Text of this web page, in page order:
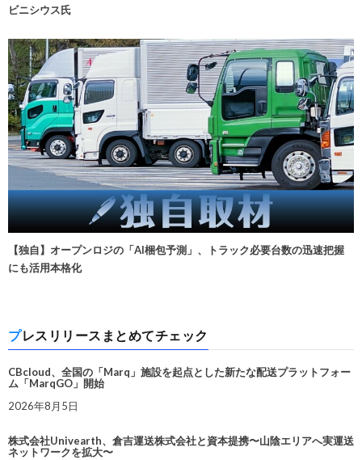
ビニシウス氏
【独自】オープンロジの「AI梱包予測」、トラック必要台数の迅速把握
にも活用本格化
プレスリリースまとめてチェック
CBcloud、全国の「Marq」施設を起点とした新たな配送プラットフォー
ム「MarqGO」開始
2026年8月5日
株式会社Univearth、倉吉運送株式会社と資本提携〜山陰エリアへ実運送
ネットワークを拡大〜